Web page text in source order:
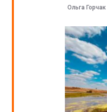
Ольга Горчак